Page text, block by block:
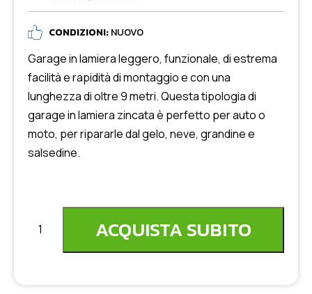
CONDIZIONI:NUOVO
Garage in lamiera leggero, funzionale, di estrema
facilità e rapidità di montaggio e con una
lunghezza di oltre 9 metri. Questa tipologia di
garage in lamiera zincata è perfetto per auto o
moto, per ripararle dal gelo, neve, grandine e
salsedine.
ACQUISTA SUBITO